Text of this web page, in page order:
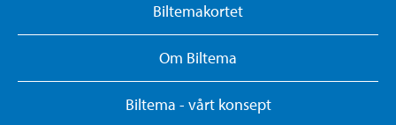
Biltemakortet
Om Biltema
Biltema - vårt konsept